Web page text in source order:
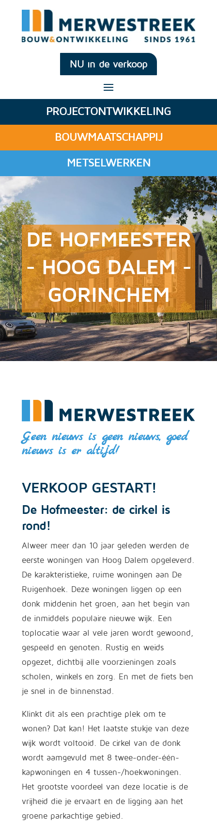
NU in de verkoop
PROJECTONTWIKKELING
BOUWMAATSCHAPPIJ
METSELWERKEN
DE HOFMEESTER
- HOOG DALEM -
GORINCHEM
Geen nieuws is geen nieuws, goed
nieuws is er altijd!
VERKOOP GESTART!
De Hofmeester: de cirkel is
rond!
Alweer meer dan 10 jaar geleden werden de
eerste woningen van Hoog Dalem opgeleverd.
De karakteristieke, ruime woningen aan De
Ruigenhoek. Deze woningen liggen op een
donk middenin het groen, aan het begin van
de inmiddels populaire nieuwe wijk. Een
toplocatie waar al vele jaren wordt gewoond,
gespeeld en genoten. Rustig en weids
opgezet, dichtbij alle voorzieningen zoals
scholen, winkels en zorg. En met de fiets ben
je snel in de binnenstad.
Klinkt dit als een prachtige plek om te
wonen? Dat kan! Het laatste stukje van deze
wijk wordt voltooid. De cirkel van de donk
wordt aamgevuld met 8 twee-onder-één-
kapwoningen en 4 tussen-/hoekwoningen.
Het grootste voordeel van deze locatie is de
vrijheid die je ervaart en de ligging aan het
groene parkachtige gebied.